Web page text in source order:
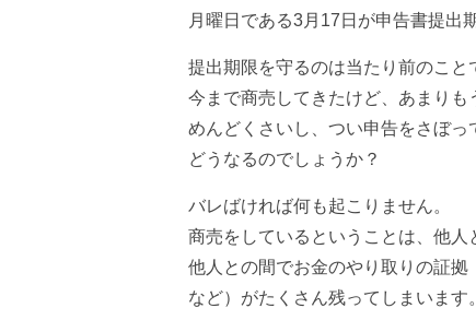
月曜日である3月17日が申告書提出
提出期限を守るのは当たり前のこと
今まで商売してきたけど、あまりも
めんどくさいし、つい申告をさぼ
どうなるのでしょうか？
バレばければ何も起こりません。
商売をしているということは、他人
他人との間でお金のやり取りの証
など）がたくさん残ってしまいます。